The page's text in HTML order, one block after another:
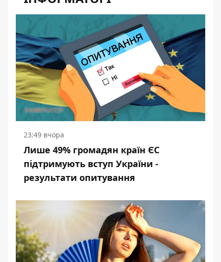
23:49 вчора
Лише 49% громадян країн ЄС
підтримують вступ України -
результати опитування